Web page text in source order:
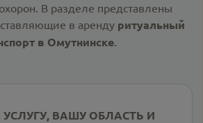
В разделе представлены
в аренду ритуальный
в Омутнинске.
УСЛУГУ, ВАШУ ОБЛАСТЬ И